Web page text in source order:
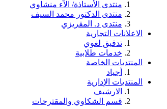
منتدى الأستاذة/ الآء منشاوي
منتدى الدكتور محمد السيف
منتدى د. المقريزي
الاعلانات التجارية
تدقيق لغوي
خدمات طلابية
المنتديات الخاصة
أجياد
المنتديات الإدارية
الارشيف
قسم الشكاوي والمقترحات